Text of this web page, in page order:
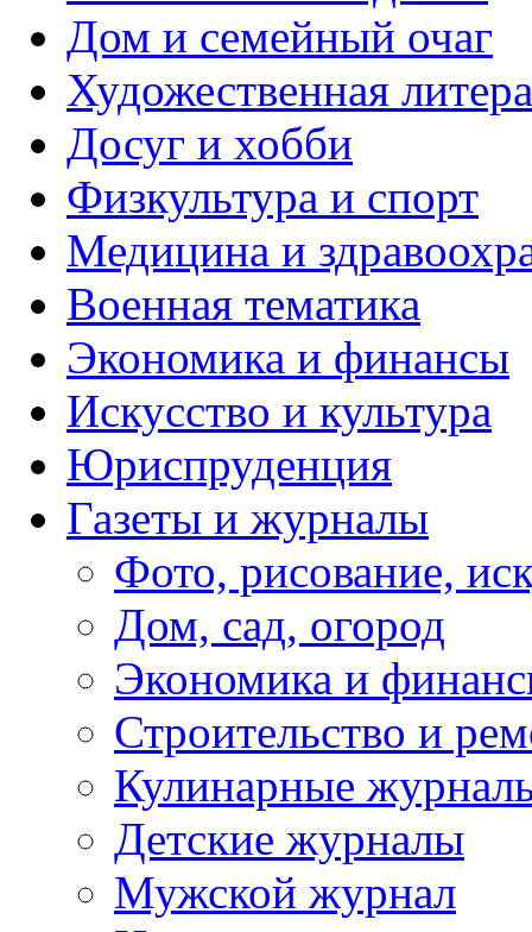
Дом и семейный очаг
Художественная
Досуг и хобби
Физкультура и спорт
Медицина и
Военная тематика
Экономика и финансы
Искусство и культура
Юриспруденция
Газеты и журналы
Фото, рисование,
Дом, сад, огород
Экономика и
Строительство и
Кулинарные
Детские журналы
Мужской журнал